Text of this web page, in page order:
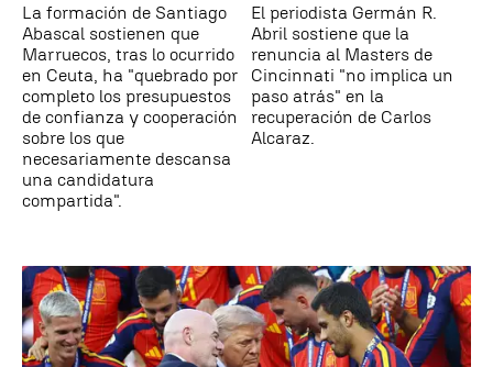
La formación de Santiago
Abascal sostienen que
Marruecos, tras lo ocurrido
en Ceuta, ha "quebrado por
completo los presupuestos
de confianza y cooperación
sobre los que
necesariamente descansa
una candidatura
compartida".
El periodista Germán R.
Abril sostiene que la
renuncia al Masters de
Cincinnati "no implica un
paso atrás" en la
recuperación de Carlos
Alcaraz.